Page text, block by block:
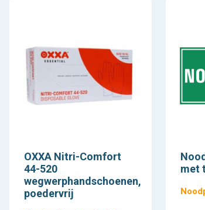
OXXA Nitri-Comfort
44-520
wegwerphandschoenen,
poedervrij
met